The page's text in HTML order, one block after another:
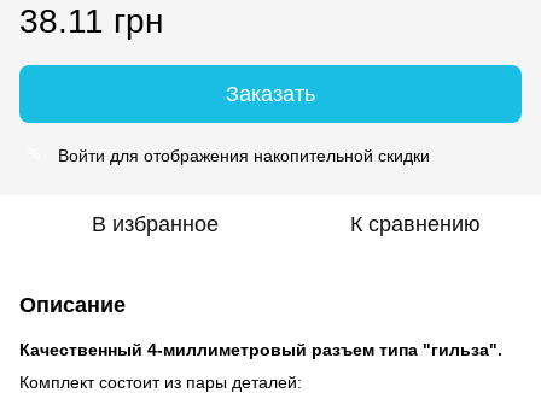
38.11 грн
Заказать
Войти для отображения накопительной скидки
В избранное К сравнению
Описание
Качественный 4-миллиметровый разъем типа "гильза".
Комплект состоит из пары деталей: